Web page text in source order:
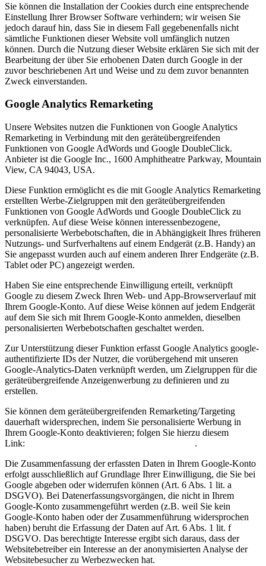
Sie können die Installation der Cookies durch eine entsprechende
Einstellung Ihrer Browser Software verhindern; wir weisen Sie
jedoch darauf hin, dass Sie in diesem Fall gegebenenfalls nicht
sämtliche Funktionen dieser Website voll umfänglich nutzen
können. Durch die Nutzung dieser Website erklären Sie sich mit der
Bearbeitung der über Sie erhobenen Daten durch Google in der
zuvor beschriebenen Art und Weise und zu dem zuvor benannten
Zweck einverstanden.
Google Analytics Remarketing
Unsere Websites nutzen die Funktionen von Google Analytics
Remarketing in Verbindung mit den geräteübergreifenden
Funktionen von Google AdWords und Google DoubleClick.
Anbieter ist die Google Inc., 1600 Amphitheatre Parkway, Mountain
View, CA 94043, USA.
Diese Funktion ermöglicht es die mit Google Analytics Remarketing
erstellten Werbe-Zielgruppen mit den geräteübergreifenden
Funktionen von Google AdWords und Google DoubleClick zu
verknüpfen. Auf diese Weise können interessenbezogene,
personalisierte Werbebotschaften, die in Abhängigkeit Ihres früheren
Nutzungs- und Surfverhaltens auf einem Endgerät (z.B. Handy) an
Sie angepasst wurden auch auf einem anderen Ihrer Endgeräte (z.B.
Tablet oder PC) angezeigt werden.
Haben Sie eine entsprechende Einwilligung erteilt, verknüpft
Google zu diesem Zweck Ihren Web- und App-Browserverlauf mit
Ihrem Google-Konto. Auf diese Weise können auf jedem Endgerät
auf dem Sie sich mit Ihrem Google-Konto anmelden, dieselben
personalisierten Werbebotschaften geschaltet werden.
Zur Unterstützung dieser Funktion erfasst Google Analytics google-
authentifizierte IDs der Nutzer, die vorübergehend mit unseren
Google-Analytics-Daten verknüpft werden, um Zielgruppen für die
geräteübergreifende Anzeigenwerbung zu definieren und zu
erstellen.
Sie können dem geräteübergreifenden Remarketing/Targeting
dauerhaft widersprechen, indem Sie personalisierte Werbung in
Ihrem Google-Konto deaktivieren; folgen Sie hierzu diesem
Link:
.
Die Zusammenfassung der erfassten Daten in Ihrem Google-Konto
erfolgt ausschließlich auf Grundlage Ihrer Einwilligung, die Sie bei
Google abgeben oder widerrufen können (Art. 6 Abs. 1 lit. a
DSGVO). Bei Datenerfassungsvorgängen, die nicht in Ihrem
Google-Konto zusammengeführt werden (z.B. weil Sie kein
Google-Konto haben oder der Zusammenführung widersprochen
haben) beruht die Erfassung der Daten auf Art. 6 Abs. 1 lit. f
DSGVO. Das berechtigte Interesse ergibt sich daraus, dass der
Websitebetreiber ein Interesse an der anonymisierten Analyse der
Websitebesucher zu Werbezwecken hat.